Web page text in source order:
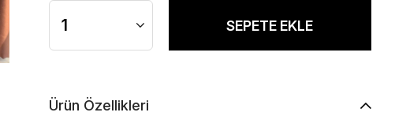
Ürün Özellikleri